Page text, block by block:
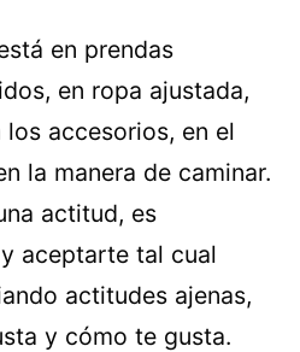
en prendas
en ropa ajustada,
accesorios, en el
la manera de caminar.
actitud, es
aceptarte tal cual
actitudes ajenas,
y cómo te gusta.